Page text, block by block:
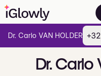
Dr.Carlo
Dr. Carlo VAN HOLDER